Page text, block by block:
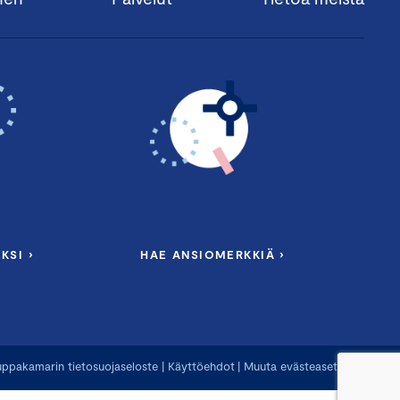
› HAE ANSIOMERKKIÄ ›
tietosuojaseloste | Käyttöehdot | Muuta evästeasetuksia